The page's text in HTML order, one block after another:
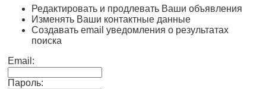
Редактировать и продлевать Ваши объявления
Изменять Ваши контактные данные
Создавать email уведомления о результатах
поиска
Email:
Пароль: